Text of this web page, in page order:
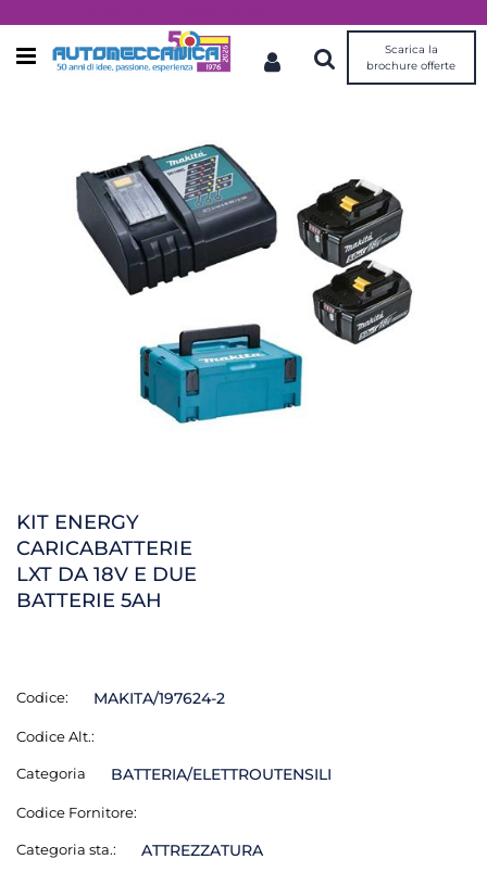
Open menu
Scarica la
brochure offerte
KIT ENERGY
CARICABATTERIE
LXT DA 18V E DUE
BATTERIE 5AH
Codice: MAKITA/197624-2
Codice Alt.:
Categoria BATTERIA/ELETTROUTENSILI
Codice Fornitore:
Categoria sta.: ATTREZZATURA